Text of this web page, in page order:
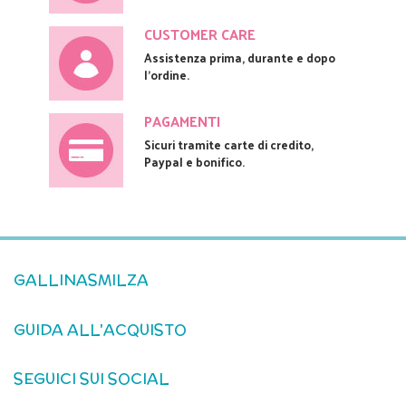
CUSTOMER CARE
Assistenza prima, durante e dopo
l'ordine.
PAGAMENTI
Sicuri tramite carte di credito,
Paypal e bonifico.
GALLINASMILZA
GUIDA ALL'ACQUISTO
SEGUICI SUI SOCIAL